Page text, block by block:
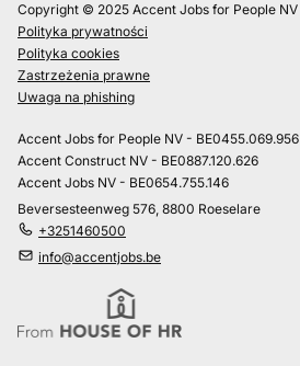
Copyright © 2025 Accent Jobs for People NV
Polityka prywatności
Polityka cookies
Zastrzeżenia prawne
Uwaga na phishing
Accent Jobs for People NV - BE0455.069.956
Accent Construct NV - BE0887.120.626
Accent Jobs NV - BE0654.755.146
Beversesteenweg 576, 8800 Roeselare
+3251460500
info@accentjobs.be